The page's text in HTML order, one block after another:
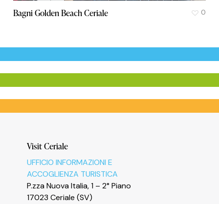
Bagni Golden Beach Ceriale 0
Visit Ceriale
UFFICIO INFORMAZIONI E
ACCOGLIENZA TURISTICA
P.zza Nuova Italia, 1 – 2° Piano
17023 Ceriale (SV)